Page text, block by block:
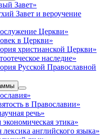
Завет»
Завет и вероучение
Церкви»
в Церкви»
христианской Церкви»
наследие»
Русской Православной
в Православии»
речь»
этика»
английского языка»